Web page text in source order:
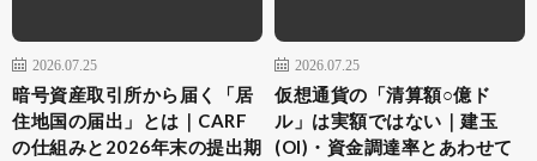
2026.07.25
暗号資産取引所から届く「居
住地国の届出」とは｜CARF
の仕組みと2026年末の提出期
2026.07.25
仮想通貨の「清算額○億ド
ル」は実額ではない｜建玉
(OI)・資金調達率とあわせて